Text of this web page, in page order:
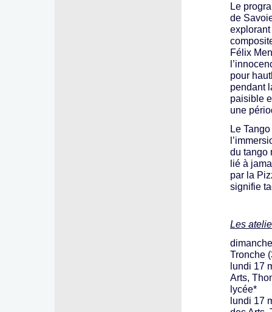
Le
de
Félix
pour
pendant
paisible
une
Le
du tango
lié à
par la
signifie
Les
Tronche
lundi 17
Arts,
lycée*
lundi 17